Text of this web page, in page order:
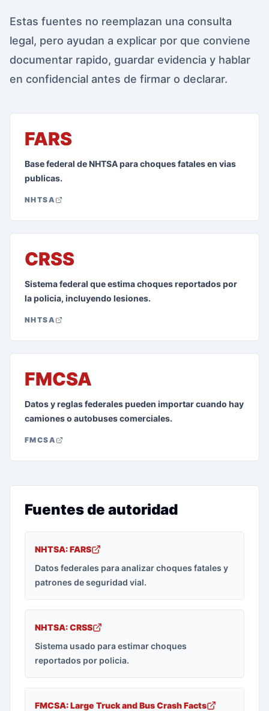
Estas fuentes no reemplazan una consulta
legal, pero ayudan a explicar por que conviene
documentar rapido, guardar evidencia y hablar
en confidencial antes de firmar o declarar.
FARS
Base federal de NHTSA para choques fatales en vias
publicas.
NHTSA
CRSS
Sistema federal que estima choques reportados por
la policia, incluyendo lesiones.
NHTSA
FMCSA
Datos y reglas federales pueden importar cuando hay
camiones o autobuses comerciales.
FMCSA
Fuentes de autoridad
NHTSA: FARS
Datos federales para analizar choques fatales y
patrones de seguridad vial.
NHTSA: CRSS
Sistema usado para estimar choques
reportados por policia.
FMCSA: Large Truck and Bus Crash Facts